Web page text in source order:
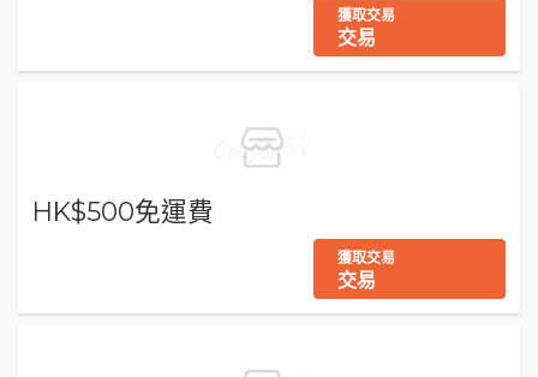
獲取交易
交易
HK$500免運費
獲取交易
交易